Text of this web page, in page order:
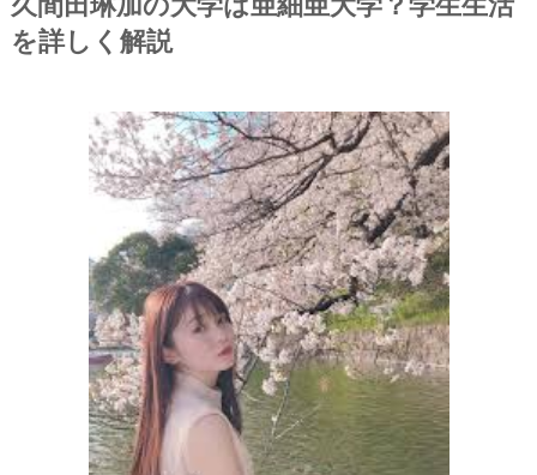
久間田琳加の大学は亜細亜大学？学生生活
を詳しく解説